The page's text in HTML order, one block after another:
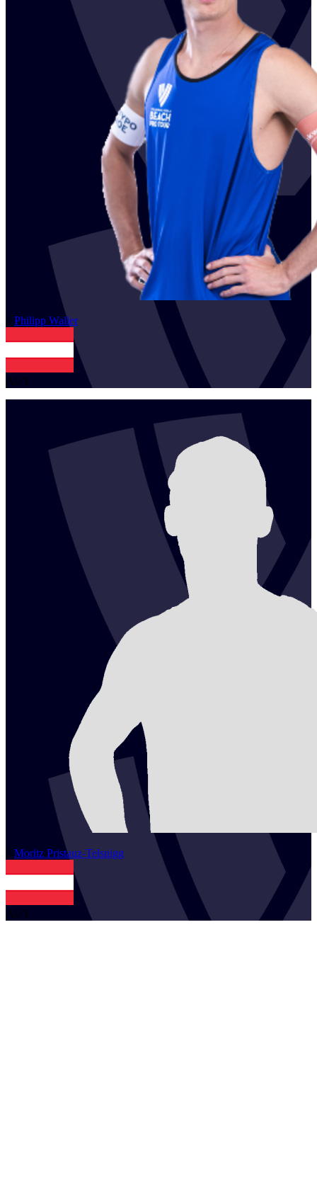
1 Philipp Waller
AUT
2 Moritz Pristauz-Telsnigg
AUT